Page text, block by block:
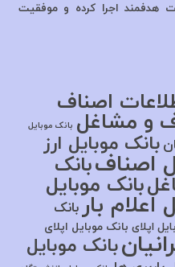
هدفمند اجرا کرده و موفقیت
اصناف
و مشاغل بانک موبایل
بانک موبایل ارز
اصنافبانک
بانک موبایل
اعلام بار بانک
اپلای بانک موبایل اپلای
بانک موبایل